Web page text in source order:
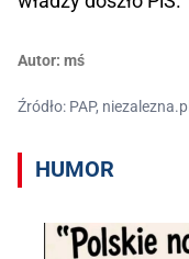
Autor: mś
Źródło: PAP, niezalezna.pl
HUMOR